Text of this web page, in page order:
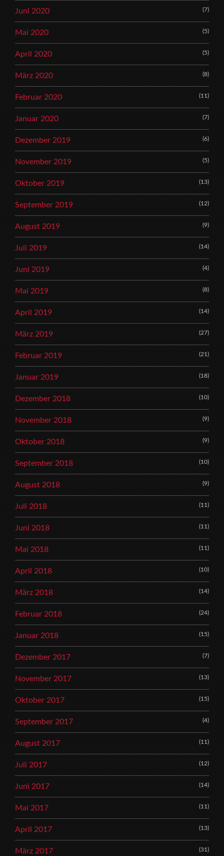
Juni 2020 (7)
Mai 2020 (5)
April 2020 (5)
März 2020 (8)
Februar 2020 (11)
Januar 2020 (7)
Dezember 2019 (6)
November 2019 (5)
Oktober 2019 (13)
September 2019 (12)
August 2019 (9)
Juli 2019 (14)
Juni 2019 (4)
Mai 2019 (8)
April 2019 (14)
März 2019 (27)
Februar 2019 (21)
Januar 2019 (18)
Dezember 2018 (10)
November 2018 (9)
Oktober 2018 (9)
September 2018 (10)
August 2018 (9)
Juli 2018 (11)
Juni 2018 (11)
Mai 2018 (11)
April 2018 (10)
März 2018 (14)
Februar 2018 (24)
Januar 2018 (15)
Dezember 2017 (7)
November 2017 (13)
Oktober 2017 (15)
September 2017 (4)
August 2017 (11)
Juli 2017 (12)
Juni 2017 (14)
Mai 2017 (11)
April 2017 (13)
März 2017 (31)